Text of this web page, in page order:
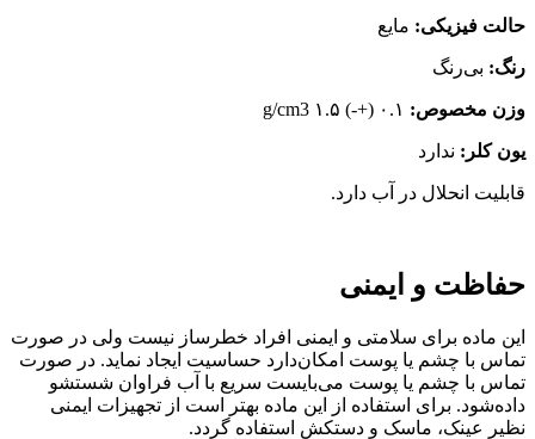
حالت فیزیکی: مایع
رنگ: بی‌رنگ
وزن مخصوص:
یون کلر: ندارد
قابلیت انحلال در آب دارد.
حفاظت و ایمنی
این ماده برای سلامتی و ایمنی افراد خطر‌ساز نیست ولی در صورت
تماس با چشم یا پوست امکان‌دارد حساسیت ایجاد نماید. در صورت
تماس با چشم یا پوست می‌بایست سریع با آب فراوان شستشو
داده‌شود. برای استفاده از این ماده بهتر است از تجهیزات ایمنی
نظیر عینک، ماسک و دستکش استفاده گردد.